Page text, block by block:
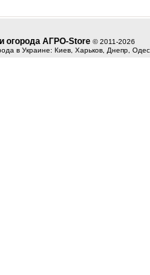
огорода АГРО-Store © 2011-2026
в Украине: Киев, Харьков, Днепр,